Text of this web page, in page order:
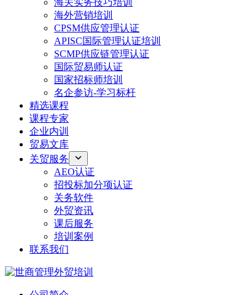
海关实务技巧培训
海外营销培训
CPSM供应管理认证
APISC国际管理认证培训
SCMP供应链管理认证
国际贸易师认证
国家招标师培训
名企参访-学习标杆
精选课程
课程专家
企业内训
贸易文库
关贸服务
AEO认证
招投标加分项认证
关务软件
外贸资讯
课后服务
培训案例
联系我们